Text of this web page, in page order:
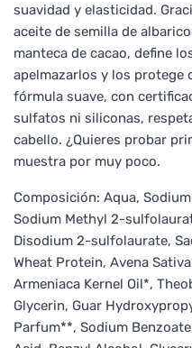
suavidad y elasticidad.
aceite de semilla de
manteca de cacao, define
apelmazarlos y los protege
fórmula suave, con
sulfatos ni siliconas,
cabello. ¿Quieres probar
muestra por muy poco.
Composición: Aqua,
Sodium Methyl 2-
Disodium 2-sulfolaurate,
Wheat Protein, Avena
Armeniaca Kernel Oil*,
Glycerin, Guar
Parfum**, Sodium